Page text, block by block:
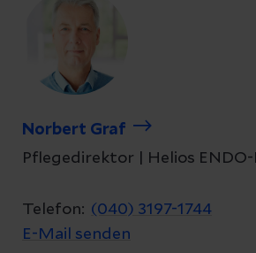
Norbert Graf
Pflegedirektor | Helios
Telefon: (040) 3197-1744
E-Mail senden